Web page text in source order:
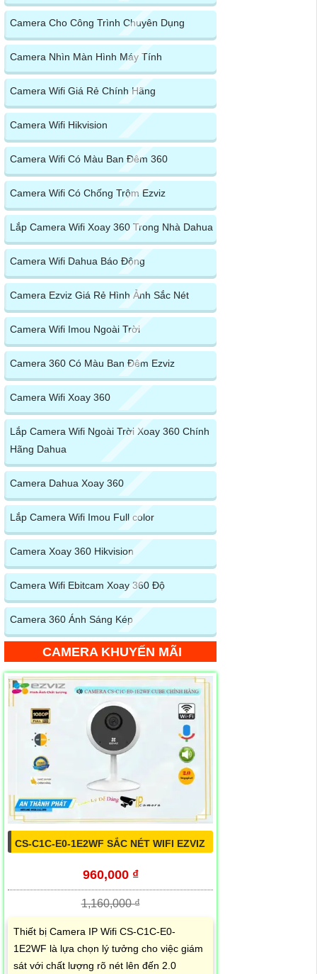
Camera Cho Công Trình Chuyên Dụng
Camera Nhìn Màn Hình Máy Tính
Camera Wifi Giá Rẻ Chính Hãng
Camera Wifi Hikvision
Camera Wifi Có Màu Ban Đêm 360
Camera Wifi Có Chống Trộm Ezviz
Lắp Camera Wifi Xoay 360 Trong Nhà Dahua
Camera Wifi Dahua Báo Động
Camera Ezviz Giá Rẻ Hình Ảnh Sắc Nét
Camera Wifi Imou Ngoài Trời
Camera 360 Có Màu Ban Đêm Ezviz
Camera Wifi Xoay 360
Lắp Camera Wifi Ngoài Trời Xoay 360 Chính
Hãng Dahua
Camera Dahua Xoay 360
Lắp Camera Wifi Imou Full color
Camera Xoay 360 Hikvision
Camera Wifi Ebitcam Xoay 360 Độ
Camera 360 Ánh Sáng Kép
CAMERA KHUYẾN MÃI
CS-C1C-E0-1E2WF SẮC NÉT WIFI EZVIZ
960,000 ₫
1,160,000 ₫
Thiết bị Camera IP Wifi CS-C1C-E0-
1E2WF là lựa chọn lý tưởng cho việc giám
sát với chất lượng rõ nét lên đến 2.0